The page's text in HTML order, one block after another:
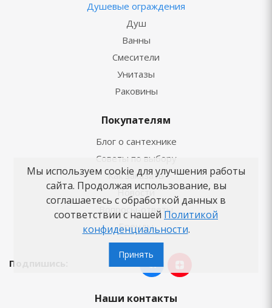
Душевые ограждения
Душ
Ванны
Смесители
Унитазы
Раковины
Покупателям
Блог о сантехнике
Советы по выбору
Как заказать
Новости
Вопросы-ответы
Бренды
Подпишись:
Наши контакты
Мы используем cookie для улучшения работы
сайта. Продолжая использование, вы
соглашаетесь с обработкой данных в
соответствии с нашей Политикой
конфиденциальности.
Принять